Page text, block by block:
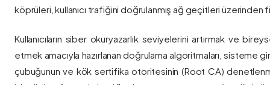
köprüleri, kullanıcı trafiğini doğrulanmış ağ geçitleri üzerinden
Kullanıcıların siber okuryazarlık seviyelerini artırmak ve
etmek amacıyla hazırlanan doğrulama algoritmaları, sisteme
çubuğunun ve kök sertifika otoritesinin (Root CA)